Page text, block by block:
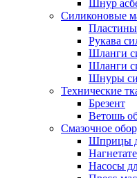
Шнур
Силиконовые
Рукава
Шланги
Шланги
Шнуры
Технические
Брезент
Ветошь
Смазочное
Шприцы
Насосы